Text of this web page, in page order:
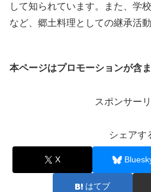
して知られています。また、学
など、郷土料理としての継承活
本ページはプロモーションが含ま
スポンサー
シェアす
X
はてブ